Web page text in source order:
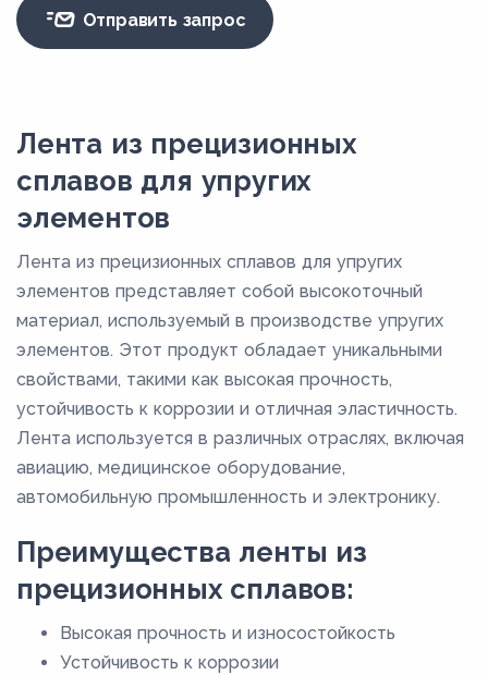
Отправить запрос
Лента из прецизионных
сплавов для упругих
элементов
Лента из прецизионных сплавов для упругих
элементов представляет собой высокоточный
материал, используемый в производстве упругих
элементов. Этот продукт обладает уникальными
свойствами, такими как высокая прочность,
устойчивость к коррозии и отличная эластичность.
Лента используется в различных отраслях, включая
авиацию, медицинское оборудование,
автомобильную промышленность и электронику.
Преимущества ленты из
прецизионных сплавов:
Высокая прочность и износостойкость
Устойчивость к коррозии